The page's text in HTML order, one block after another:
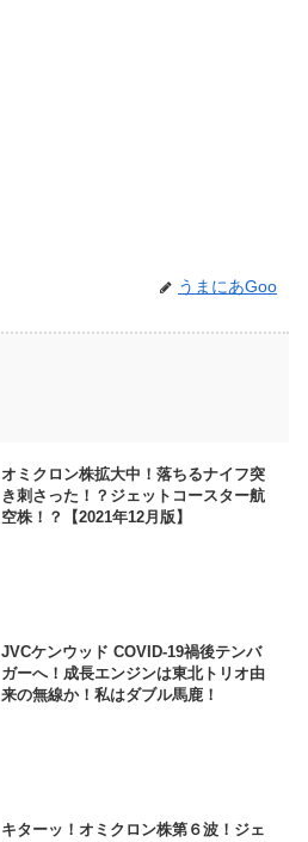
うまにあGoo
オミクロン株拡大中！落ちるナイフ突
き刺さった！？ジェットコースター航
空株！？【2021年12月版】
JVCケンウッド COVID-19禍後テンバ
ガーへ！成長エンジンは東北トリオ由
来の無線か！私はダブル馬鹿！
キターッ！オミクロン株第６波！ジェ